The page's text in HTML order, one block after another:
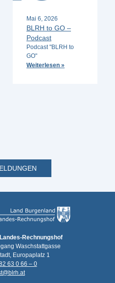
Mai 6, 2026
BLRH to GO –
Podcast
Podcast "BLRH to
GO"
Weiterlesen »
Rechnungshof
Waschstattgasse
Europaplatz 1
63 0 66 – 0